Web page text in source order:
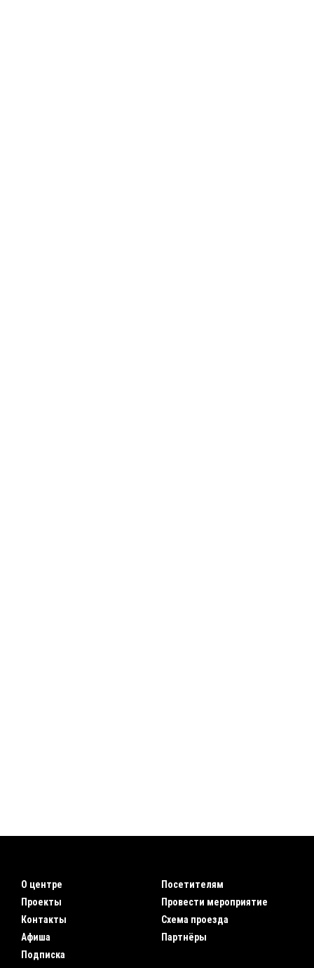
О центре
Проекты
Контакты
Афиша
Подписка
Посетителям
Провести мероприятие
Схема проезда
Партнёры